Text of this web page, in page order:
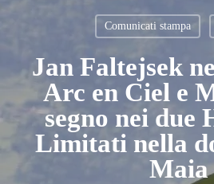
Comunicati stampa
Jan Faltejsek
Arc en Ciel e
segno nei due
Limitati nella
Maia